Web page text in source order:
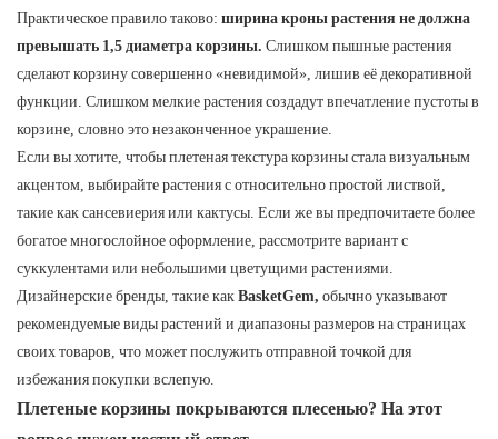
Практическое правило таково: ширина кроны растения не должна
превышать 1,5 диаметра корзины. Слишком пышные растения
сделают корзину совершенно «невидимой», лишив её декоративной
функции. Слишком мелкие растения создадут впечатление пустоты в
корзине, словно это незаконченное украшение.
Если вы хотите, чтобы плетеная текстура корзины стала визуальным
акцентом, выбирайте растения с относительно простой листвой,
такие как сансевиерия или кактусы. Если же вы предпочитаете более
богатое многослойное оформление, рассмотрите вариант с
суккулентами или небольшими цветущими растениями.
Дизайнерские бренды, такие какBasketGem, обычно указывают
рекомендуемые виды растений и диапазоны размеров на страницах
своих товаров, что может послужить отправной точкой для
избежания покупки вслепую.
Плетеные корзины покрываются плесенью? На этот